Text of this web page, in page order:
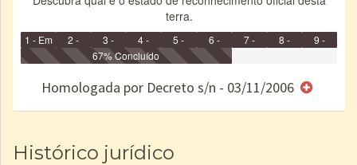
terra.
1 - Em
Identificação
2 -
Identificada
3 -
Declarada
4 -
Reservada
5 -
Homologada
6 -
Registrada
e/ou
7 -
8 -
9 -
67% Concluído
Homologada por Decreto s/n - 03/11/2006
Histórico jurídico